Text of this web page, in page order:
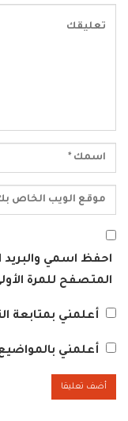
احفظ اسمي والبريد
المتصفح للمرة
أعلمني بمتابعة
أعلمني